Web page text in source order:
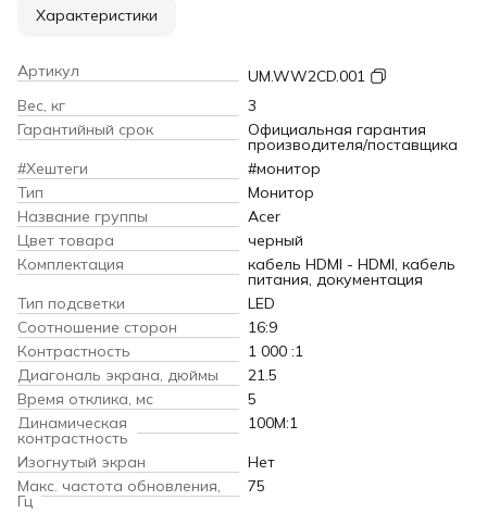
Характеристики
Артикул
UM.WW2CD.001
Вес, кг
3
Гарантийный срок
Официальная гарантия
производителя/поставщика
#Хештеги
#монитор
Тип
Монитор
Название группы
Acer
Цвет товара
черный
Комплектация
кабель HDMI - HDMI, кабель
питания, документация
Тип подсветки
LED
Соотношение сторон
16:9
Контрастность
1 000 :1
Диагональ экрана, дюймы
21.5
Время отклика, мс
5
Динамическая
контрастность
100M:1
Изогнутый экран
Нет
Макс. частота обновления,
Гц
75